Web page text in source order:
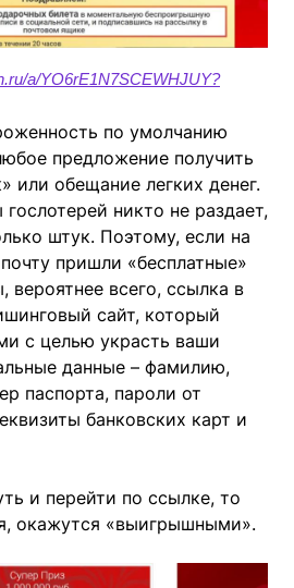
a/YO6rE1N7SCEWHJUY?
по умолчанию
предложение получить
или обещание легких денег.
никто не раздает,
штук. Поэтому, если на
пришли «бесплатные»
вероятнее всего, ссылка в
сайт, который
с целью украсть ваши
данные – фамилию,
паспорта, пароли от
банковских карт и
и перейти по ссылке, то
окажутся «выигрышными».